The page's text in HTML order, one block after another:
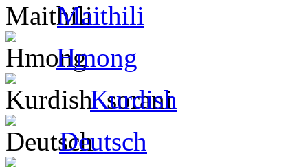
Maithili
Hmong
Kurdish
Deutsch